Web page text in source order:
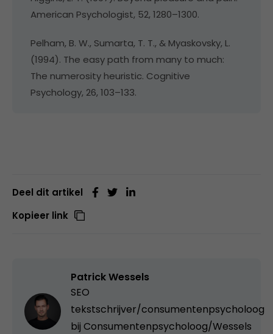
American Psychologist, 52, 1280–1300.
Pelham, B. W., Sumarta, T. T., & Myaskovsky, L.
(1994). The easy path from many to much:
The numerosity heuristic. Cognitive
Psychology, 26, 103–133.
Deel dit artikel
Kopieer link
Patrick Wessels
SEO
tekstschrijver/consumentenpsycholoog
bij Consumentenpsycholoog/Wessels